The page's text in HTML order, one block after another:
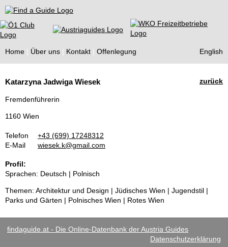
Find a Guide
Home Über uns Kontakt Offenlegung English
Guides
zurück
Katarzyna Jadwiga Wiesek
Fremdenführerin
1160 Wien
Telefon
+43 (699) 17248312
E-Mail
wiesek.k@gmail.com
Profil:
Sprachen: Deutsch | Polnisch
Themen: Architektur und Design | Jüdisches Wien | Jugendstil |
Parks und Gärten | Polnisches Wien | Rotes Wien
findaguide.at - Die Online-Datenbank der Austria Guides
Datenschutzerklärung